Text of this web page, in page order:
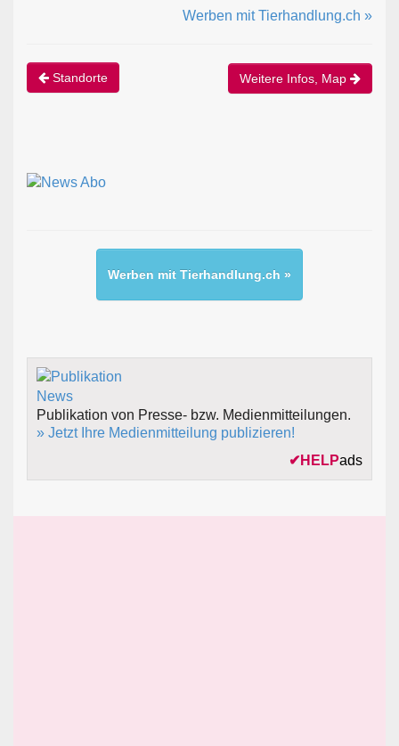
Werben mit Tierhandlung.ch »
Standorte Weitere Infos, Map
Werben mit Tierhandlung.ch »
Publikation von Presse- bzw. Medienmitteilungen.
» Jetzt Ihre Medienmitteilung publizieren!
✔ HELPads